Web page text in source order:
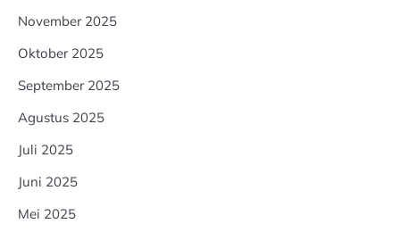
November 2025
Oktober 2025
September 2025
Agustus 2025
Juli 2025
Juni 2025
Mei 2025